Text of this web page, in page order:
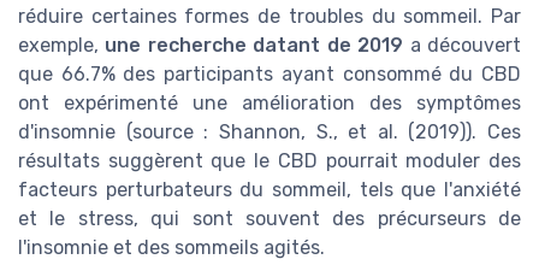
réduire certaines formes de troubles du sommeil. Par
exemple, une recherche datant de 2019 a découvert
que 66.7% des participants ayant consommé du CBD
ont expérimenté une amélioration des symptômes
d'insomnie (source : Shannon, S., et al. (2019)). Ces
résultats suggèrent que le CBD pourrait moduler des
facteurs perturbateurs du sommeil, tels que l'anxiété
et le stress, qui sont souvent des précurseurs de
l'insomnie et des sommeils agités.